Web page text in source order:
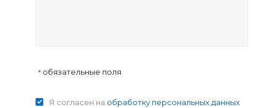
*обязательные поля
Я согласен на обработку персональных данных